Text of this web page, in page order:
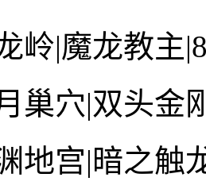
岭|魔龙教主
巢穴|双头金
地宫|暗之触